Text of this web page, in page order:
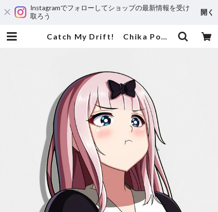
Instagramでフォローしてショップの最新情報を受け
取ろう
開く
Catch My Drift! Chika Pout | 輸入アニメステッカー専門店 SUNSET Stickers Store